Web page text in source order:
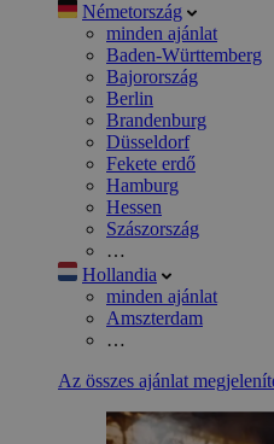
Németország
minden ajánlat
Baden-Württemberg
Bajorország
Berlin
Brandenburg
Düsseldorf
Fekete erdő
Hamburg
Hessen
Szászország
…
Hollandia
minden ajánlat
Amszterdam
…
Az összes ajánlat